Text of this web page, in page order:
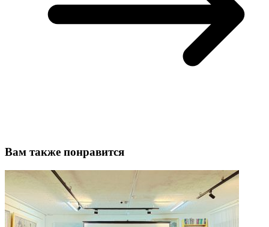
Вам также понравится